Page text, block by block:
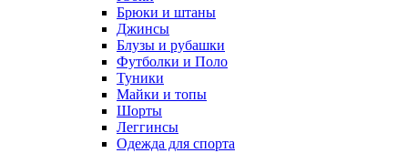
Брюки и штаны
Джинсы
Блузы и рубашки
Футболки и Поло
Туники
Майки и топы
Шорты
Леггинсы
Одежда для спорта